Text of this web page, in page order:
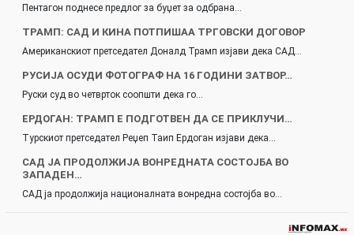
Пентагон поднесе предлог за буџет за одбрана…
ТРАМП: САД И КИНА ПОТПИШАА ТРГОВСКИ ДОГОВОР
Американскиот претседател Доналд Трамп изјави дека САД…
РУСИЈА ОСУДИ ФОТОГРАФ НА 16 ГОДИНИ ЗАТВОР…
Руски суд во четврток соопшти дека го…
ЕРДОГАН: ТРАМП Е ПОДГОТВЕН ДА СЕ ПРИКЛУЧИ…
Турскиот претседател Реџеп Таип Ердоган изјави дека…
САД ЈА ПРОДОЛЖИЈА ВОНРЕДНАТА СОСТОЈБА ВО
ЗАПАДЕН…
САД ја продолжија националната вонредна состојба во…